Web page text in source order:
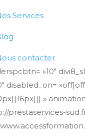
Services
contacter
»10″
disabled_on=
»
prestaservices-